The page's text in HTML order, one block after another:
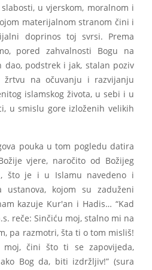
u vjerskom, moralnom i
materijalnom stranom čini i
doprinos toj svrsi. Prema
pored zahvalnosti Bogu na
podstrek i jak, stalan poziv
na očuvanju i razvijanju
islamskog života, u sebi i u
u smislu gore izloženih velikih
pouka u tom pogledu datira
vjere, naročito od Božijeg
što je i u Islamu navedeno i
ustanova, kojom su zaduženi
kazuje Kur'an i Hadis… “Kad
reče: Sinčiću moj, stalno mi na
pa razmotri, šta ti o tom misliš!
moj, čini što ti se zapovijeda,
Bog da, biti izdržljiv!” (sura